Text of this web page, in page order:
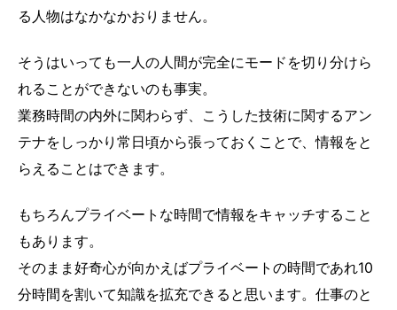
る人物はなかなかおりません。
そうはいっても一人の人間が完全にモードを切り分けら
れることができないのも事実。
業務時間の内外に関わらず、こうした技術に関するアン
テナをしっかり常日頃から張っておくことで、情報をと
らえることはできます。
もちろんプライベートな時間で情報をキャッチすること
もあります。
そのまま好奇心が向かえばプライベートの時間であれ10
分時間を割いて知識を拡充できると思います。仕事のと